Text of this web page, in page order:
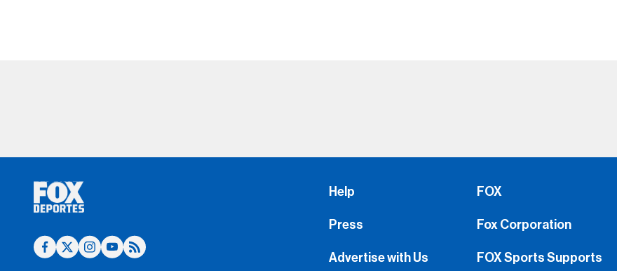
Help
Press
Advertise with Us
FOX
Fox Corporation
FOX Sports Supports